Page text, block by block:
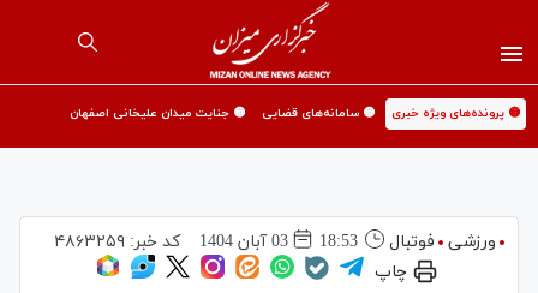
🟡 پرونده‌های ویژه خبری 🟡 سامانه‌های قضایی 🟡 جنایت میدان علیخانی اصفهان
ورزشی فوتبال 18:53 03 آبان 1404 کد خبر:۴۸۶۳۲۵۹
چاپ